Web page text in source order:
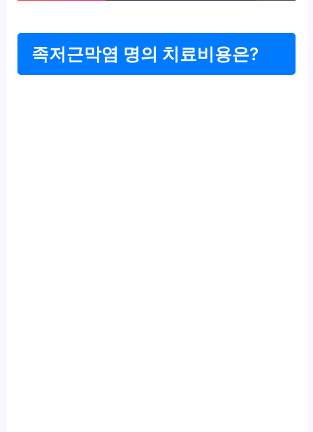
족저근막염 명의 치료비용은?